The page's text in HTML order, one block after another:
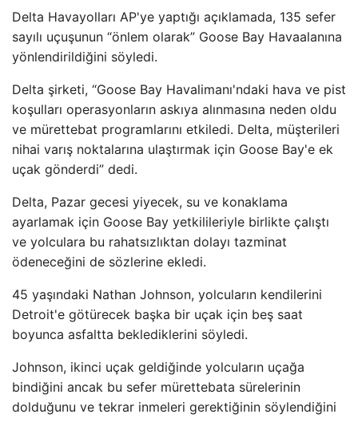
Delta Havayolları AP'ye yaptığı açıklamada, 135 sefer
sayılı uçuşunun “önlem olarak” Goose Bay Havaalanına
yönlendirildiğini söyledi.
Delta şirketi, “Goose Bay Havalimanı'ndaki hava ve pist
koşulları operasyonların askıya alınmasına neden oldu
ve mürettebat programlarını etkiledi. Delta, müşterileri
nihai varış noktalarına ulaştırmak için Goose Bay'e ek
uçak gönderdi” dedi.
Delta, Pazar gecesi yiyecek, su ve konaklama
ayarlamak için Goose Bay yetkilileriyle birlikte çalıştı
ve yolculara bu rahatsızlıktan dolayı tazminat
ödeneceğini de sözlerine ekledi.
45 yaşındaki Nathan Johnson, yolcuların kendilerini
Detroit'e götürecek başka bir uçak için beş saat
boyunca asfaltta beklediklerini söyledi.
Johnson, ikinci uçak geldiğinde yolcuların uçağa
bindiğini ancak bu sefer mürettebata sürelerinin
dolduğunu ve tekrar inmeleri gerektiğinin söylendiğini